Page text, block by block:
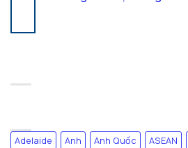
Adelaide Anh Anh Quốc ASEAN